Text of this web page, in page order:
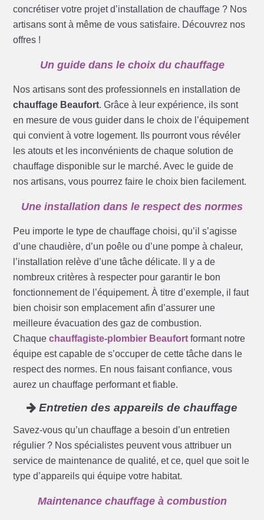
concrétiser votre projet d’installation de chauffage ? Nos
artisans sont à même de vous satisfaire. Découvrez nos
offres !
Un guide dans le choix du chauffage
Nos artisans sont des professionnels en installation de
chauffage Beaufort. Grâce à leur expérience, ils sont
en mesure de vous guider dans le choix de l’équipement
qui convient à votre logement. Ils pourront vous révéler
les atouts et les inconvénients de chaque solution de
chauffage disponible sur le marché. Avec le guide de
nos artisans, vous pourrez faire le choix bien facilement.
Une installation dans le respect des normes
Peu importe le type de chauffage choisi, qu’il s’agisse
d’une chaudière, d’un poêle ou d’une pompe à chaleur,
l’installation relève d’une tâche délicate. Il y a de
nombreux critères à respecter pour garantir le bon
fonctionnement de l’équipement. À titre d’exemple, il faut
bien choisir son emplacement afin d’assurer une
meilleure évacuation des gaz de combustion.
Chaquechauffagiste-plombier Beaufort formant notre
équipe est capable de s’occuper de cette tâche dans le
respect des normes. En nous faisant confiance, vous
aurez un chauffage performant et fiable.
Entretien des appareils de chauffage
Savez-vous qu’un chauffage a besoin d’un entretien
régulier ? Nos spécialistes peuvent vous attribuer un
service de maintenance de qualité, et ce, quel que soit le
type d’appareils qui équipe votre habitat.
Maintenance chauffage à combustion